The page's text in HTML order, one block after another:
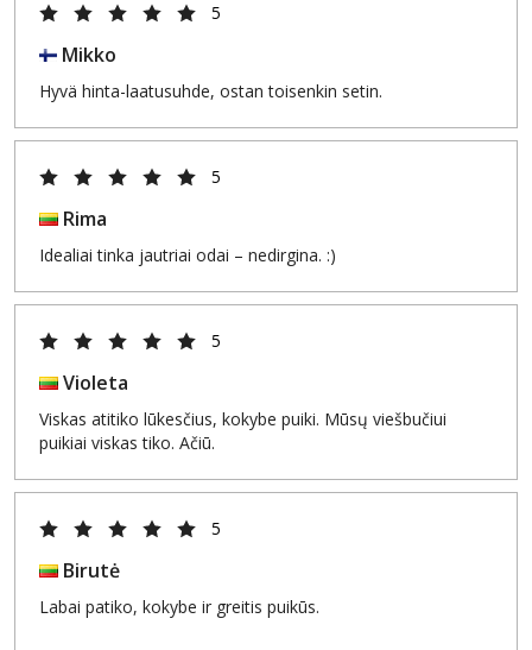
5
Mikko
Hyvä hinta-laatusuhde, ostan toisenkin setin.
5
Rima
Idealiai tinka jautriai odai – nedirgina. :)
5
Violeta
Viskas atitiko lūkesčius, kokybe puiki. Mūsų viešbučiui
puikiai viskas tiko. Ačiū.
5
Birutė
Labai patiko, kokybe ir greitis puikūs.